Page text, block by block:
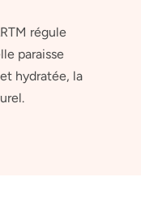
régule
paraisse
hydratée, la